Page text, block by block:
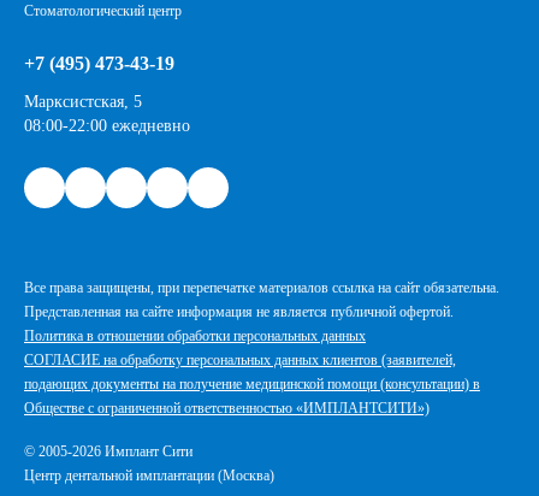
Стоматологический центр
+7 (495) 473-43-19
Марксистская, 5
08:00-22:00 ежедневно
Все права защищены, при перепечатке материалов ссылка на сайт обязательна.
Представленная на сайте информация не является публичной офертой.
Политика в отношении обработки персональных данных
СОГЛАСИЕ на обработку персональных данных клиентов (заявителей,
подающих документы на получение медицинской помощи (консультации) в
Обществе с ограниченной ответственностью «ИМПЛАНТСИТИ»)
© 2005-2026 Имплант Сити
Центр дентальной имплантации (Москва)